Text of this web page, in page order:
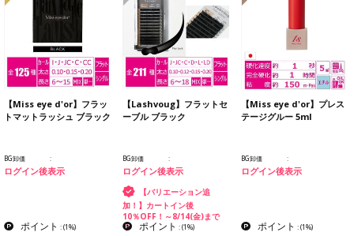
【Miss eye d'or】フラッ
トマットラッシュ ブラック
BG卸価
ログイン後表示
ポイント :(1%)
【Lashvoug】フラットセ
ーブル ブラック
BG卸価
ログイン後表示
【バリエーション追
加！】カートイン後
10％OFF！～8/14(金)まで
ポイント :(1%)
【Miss eye d'or】プレス
テージグルー 5ml
BG卸価
ログイン後表示
ポイント :(1%)